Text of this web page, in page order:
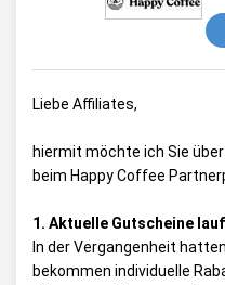
Liebe Affiliates,
hiermit möchte ich Sie
beim Happy Coffee
1. Aktuelle Gutscheine
In der Vergangenheit
bekommen individuelle